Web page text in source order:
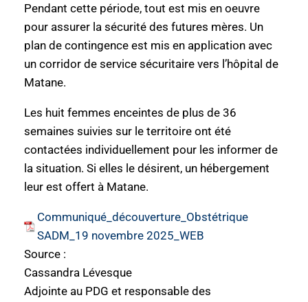
Pendant cette période, tout est mis en oeuvre
pour assurer la sécurité des futures mères. Un
plan de contingence est mis en application avec
un corridor de service sécuritaire vers l’hôpital de
Matane.
Les huit femmes enceintes de plus de 36
semaines suivies sur le territoire ont été
contactées individuellement pour les informer de
la situation. Si elles le désirent, un hébergement
leur est offert à Matane.
Communiqué_découverture_Obstétrique
SADM_19 novembre 2025_WEB
Source :
Cassandra Lévesque
Adjointe au PDG et responsable des